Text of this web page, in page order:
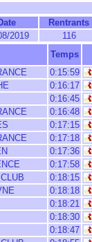
Rentrants
2019
116
Temps
0:15:59
0:16:17
0:16:45
0:16:48
0:17:15
0:17:18
0:17:36
0:17:58
0:18:15
0:18:18
0:18:21
0:18:30
0:18:47